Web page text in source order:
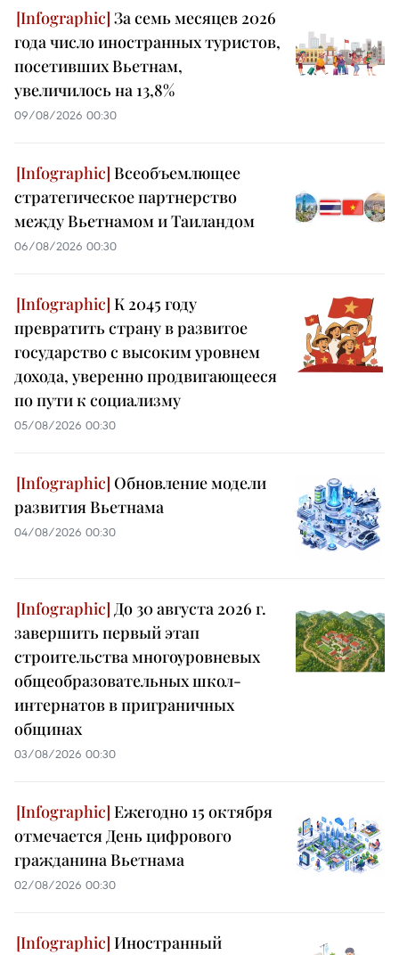
За семь месяцев 2026
года число иностранных туристов,
посетивших Вьетнам,
увеличилось на 13,8%
09/08/2026 00:30
Всеобъемлющее
стратегическое партнерство
между Вьетнамом и Таиландом
06/08/2026 00:30
К 2045 году
превратить страну в развитое
государство с высоким уровнем
дохода, уверенно продвигающееся
по пути к социализму
05/08/2026 00:30
Обновление модели
развития Вьетнама
04/08/2026 00:30
До 30 августа 2026 г.
завершить первый этап
строительства многоуровневых
общеобразовательных школ-
интернатов в приграничных
общинах
03/08/2026 00:30
Ежегодно 15 октября
отмечается День цифрового
гражданина Вьетнама
02/08/2026 00:30
Иностранный